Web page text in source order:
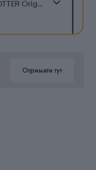
Ручка ролерна Parker JOTTER Originals Blue CT RB
Отримати тут